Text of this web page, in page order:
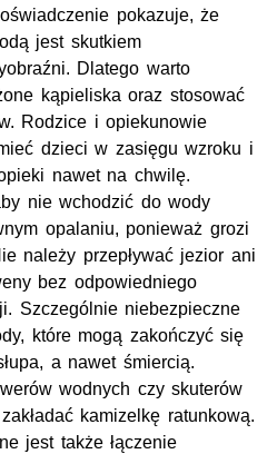
pokazuje, że
jest skutkiem
Dlatego warto
kąpieliska oraz stosować
Rodzice i opiekunowie
dzieci w zasięgu wzroku i
nawet na chwilę.
nie wchodzić do wody
opalaniu, ponieważ grozi
należy przepływać jezior ani
bez odpowiedniego
Szczególnie niebezpieczne
które mogą zakończyć się
a nawet śmiercią.
wodnych czy skuterów
kamizelkę ratunkową.
jest także łączenie